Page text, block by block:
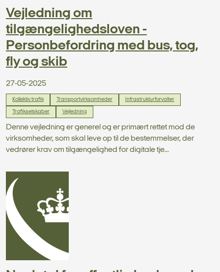
Vejledning om
tilgængelighedsloven -
Personbefordring med bus, tog,
fly og skib
27-05-2025
Kollektiv trafik Transportvirksomheder Infrastrukturforvalter
Trafikselskaber Vejledning
Denne vejledning er generel og er primært rettet mod de
virksomheder, som skal leve op til de bestemmelser, der
vedrører krav om tilgængelighed for digitale tje...